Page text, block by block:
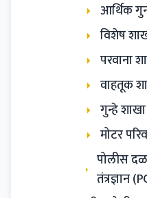
आर्थिक
विशेष
परवाना
वाहतूक
गुन्हे शाखा
मोटर
पोलीस
तंत्रज्ञान